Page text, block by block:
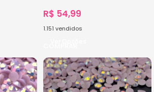
R$ 54,99
1.151 vendidos